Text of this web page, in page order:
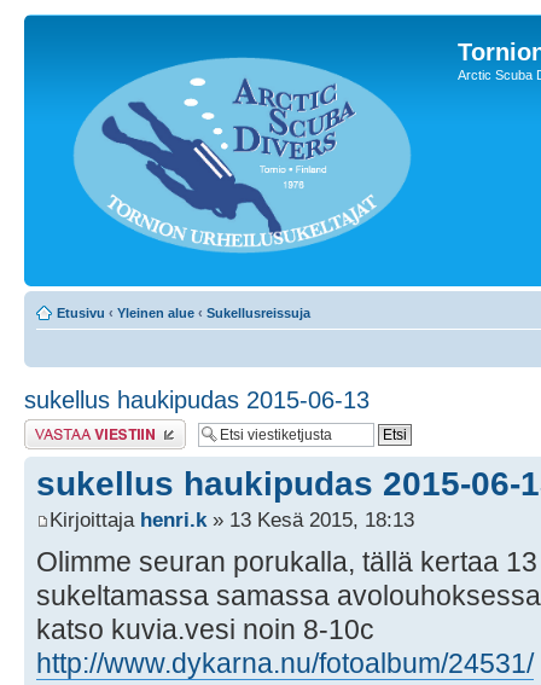
Arctic Scuba
Etusivu ‹ Yleinen alue ‹ Sukellusreissuja
sukellus haukipudas 2015-06-13
Lähetä vastaus
sukellus haukipudas 2015-06-
Kirjoittaja henri.k» 13 Kesä 2015, 18:13
Olimme seuran porukalla, tällä kertaa
sukeltamassa samassa avolouhoksessa
katso kuvia.vesi noin 8-10c
http://www.dykarna.nu/fotoalbum/24531/